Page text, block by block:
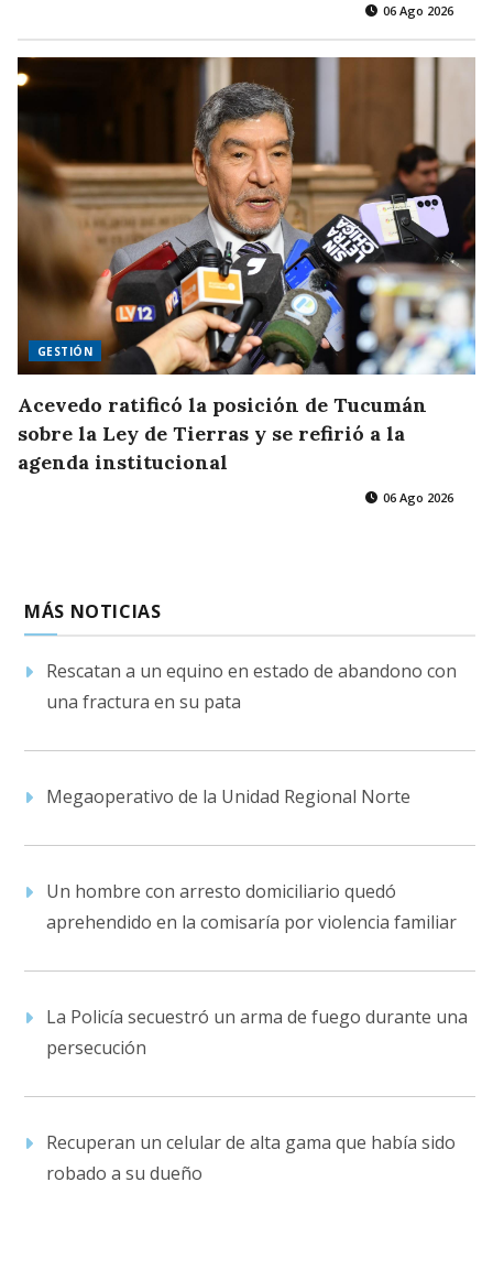
06 Ago 2026
GESTIÓN
Acevedo ratificó la posición de Tucumán
sobre la Ley de Tierras y se refirió a la
agenda institucional
06 Ago 2026
MÁS NOTICIAS
Rescatan a un equino en estado de abandono con
una fractura en su pata
Megaoperativo de la Unidad Regional Norte
Un hombre con arresto domiciliario quedó
aprehendido en la comisaría por violencia familiar
La Policía secuestró un arma de fuego durante una
persecución
Recuperan un celular de alta gama que había sido
robado a su dueño